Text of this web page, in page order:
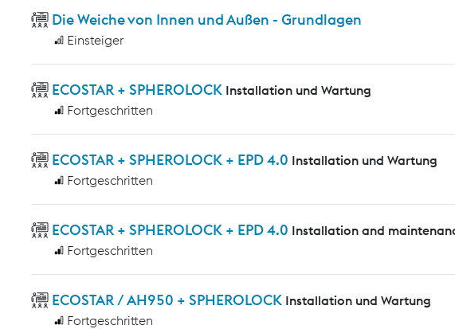
Die Weiche von Innen und Außen - Grundlagen
Einsteiger
ECOSTAR + SPHEROLOCK Installation und Wartung
Fortgeschritten
ECOSTAR + SPHEROLOCK + EPD 4.0 Installation und Wartung
Fortgeschritten
ECOSTAR + SPHEROLOCK + EPD 4.0 Installation and
Fortgeschritten
ECOSTAR / AH950 + SPHEROLOCK Installation und Wartung
Fortgeschritten